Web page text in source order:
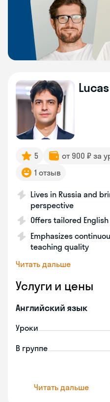
Lucas
5 от 900 ₽ за
1 отзыв
Lives in Russia and
perspective
Offers tailored
Emphasizes
teaching quality
Читать дальше
Услуги и цены
Английский язык
Уроки
В группе
Читать дальше